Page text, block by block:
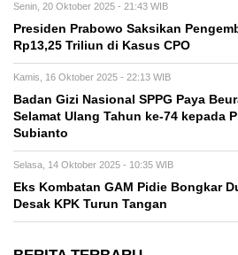
Senin, 20 Oktober 2025 - 21:43 WIB
Presiden Prabowo Saksikan
Rp13,25 Triliun di Kasus CPO
Kamis, 16 Oktober 2025 - 22:13 WIB
Badan Gizi Nasional SPPG Paya
Selamat Ulang Tahun ke-74 kepada
Subianto
Selasa, 14 Oktober 2025 - 10:35 WIB
Eks Kombatan GAM Pidie Bongkar
Desak KPK Turun Tangan